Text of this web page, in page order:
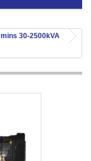
30-2500kVA